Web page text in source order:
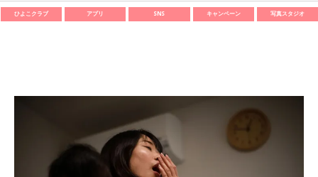
ひよこクラブ アプリ SNS キャンペーン 写真スタジオ